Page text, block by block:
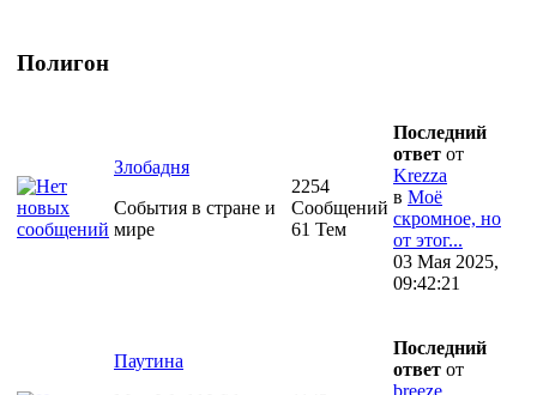
Полигон
Злобадня
События в стране и
мире
2254
Сообщений
61 Тем
Последний
ответ от
Krezza
в Моё
скромное, но
от этог...
03 Мая 2025,
09:42:21
Паутина
Последний
ответ от